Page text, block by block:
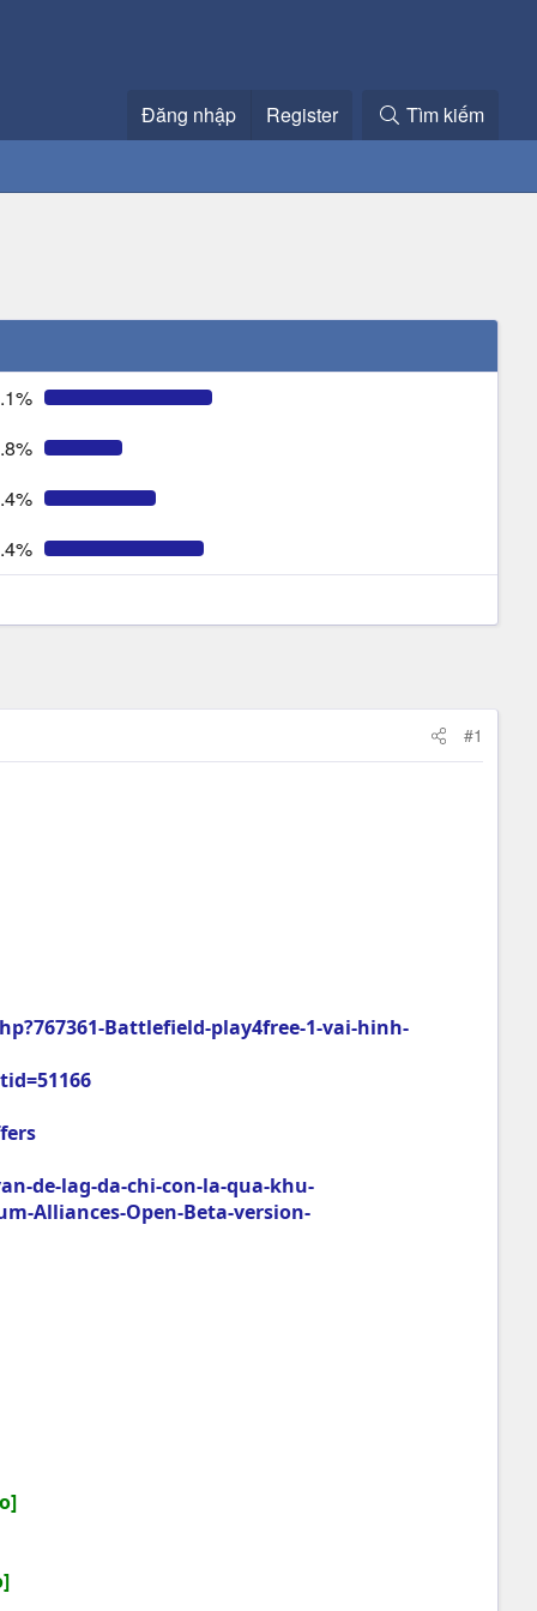
Đăng nhập Register Tìm kiếm
#1
Battlefield-play4free-1-vai-hinh-
de-lag-da-chi-con-la-qua-khu-
Alliances-Open-Beta-version-